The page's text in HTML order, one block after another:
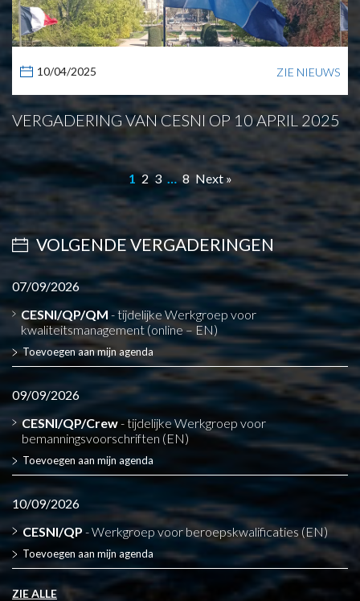
VOLGENDE VERGADERINGEN
07/09/2026
CESNI/QP/QM - tijdelijke Werkgroep voor
kwaliteitsmanagement (online – EN)
Toevoegen aan mijn agenda
09/09/2026
CESNI/QP/Crew- tijdelijke Werkgroep voor
bemanningsvoorschriften (EN)
Toevoegen aan mijn agenda
10/09/2026
CESNI/QP - Werkgroep voor beroepskwalificaties (EN)
Toevoegen aan mijn agenda
ZIE ALLE
10/04/2025 ZIE NIEUWS
VERGADERING VAN CESNI OP 10 APRIL 2025
1 2 3 … 8 Next »